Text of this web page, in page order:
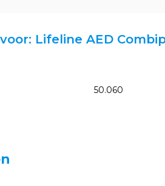
Lifeline AED
50.060